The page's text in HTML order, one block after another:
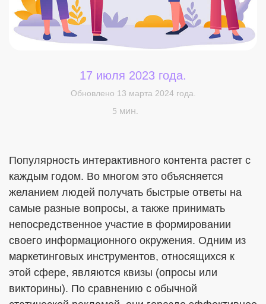
ОТПРАВИТЬ
Я согласен сПолитикой в отношении обработки ПДн
ДаюСогласие на обработку персональных данных в
соответствии с установленной формой
17 июля 2023 года.
Обновлено 13 марта 2024 года.
5 мин.
Популярность интерактивного контента растет с
каждым годом. Во многом это объясняется
желанием людей получать быстрые ответы на
самые разные вопросы, а также принимать
непосредственное участие в формировании
своего информационного окружения. Одним из
маркетинговых инструментов, относящихся к
этой сфере, являются квизы (опросы или
викторины). По сравнению с обычной